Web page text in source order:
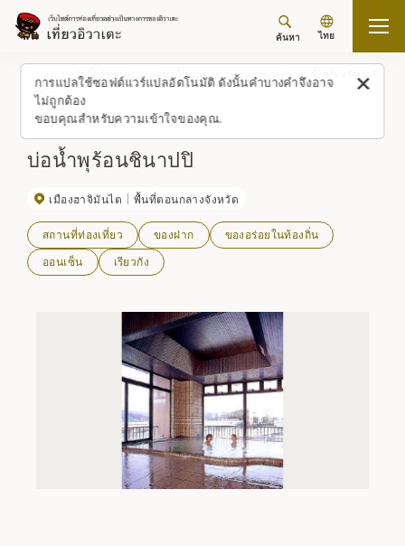
การแปลใช้ซอฟต์แวร์แปลอัตโนมัติ ดังนั้นคำบางคำจึงอาจ
ไม่ถูกต้อง
ขอบคุณสำหรับความเข้าใจของคุณ.
ค้นหา ไทย
กลับขึ้นด้านบน สถานที่/ประสบการณ์ (รายการ)
บ่อน้ำพุร้อนชินาปปิ
เมืองฮาจิมันไต พื้นที่ตอนกลางจังหวัด
สถานที่ท่องเที่ยว ของฝาก
ของอร่อยในท้องถิ่น
ออนเซ็น
เรียวกัง